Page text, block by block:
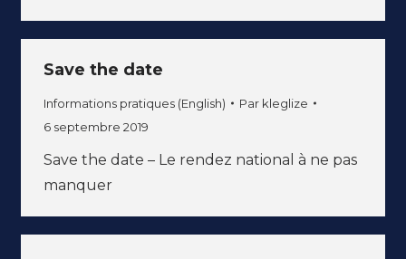
Save the date
Informations pratiques (English) Par kleglize
6 septembre 2019
Save the date – Le rendez national à ne pas
manquer